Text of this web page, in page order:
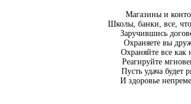
Магазины и
Школы, банки, все,
Заручившись
Охраняете вы
Охраняйте все как
Реагируйте
Пусть удача будет
И здоровье